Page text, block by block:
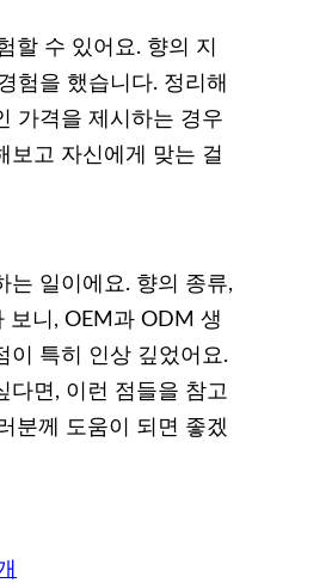
할 수 있어요. 향의 지
험을 했습니다. 정리해
가격을 제시하는 경우
보고 자신에게 맞는 걸
는 일이에요. 향의 종류,
보니, OEM과 ODM 생
이 특히 인상 깊었어요.
다면, 이런 점들을 참고
분께 도움이 되면 좋겠